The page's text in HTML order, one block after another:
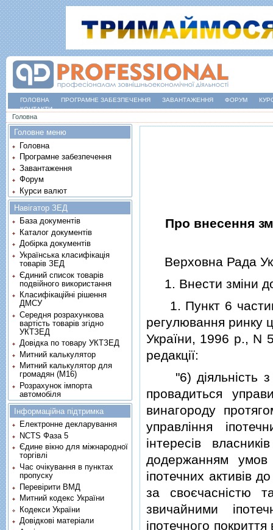
ГОЛОВНА ПРОГРАМНЕ ЗАБЕЗПЕЧЕННЯ ЗАВАНТАЖЕННЯ ФОРУМ
КОНТАКТИ
Ви є тут
Головна
Про внесення
Верховна Рада
1. Внести змiни до
1. Пункт 6
регулювання ринку
України, 1996 р., N
редакцiї:
"6) дiяльнiсть з
провадиться
винагороду
управлiння
iнтересiв
додержанням
iпотечних активiв
за своєчаснiстю
звичайними
iпотечного
Головне меню
Головна
Програмне забезпечення
Завантаження
Форум
Курси валют
Навігатор ЗЕД
База документів
Каталог документів
Добірка документів
Українська класифікація
товарів ЗЕД
Єдиний список товарів
подвійного використання
Класифікаційні рішення
ДМСУ
Середня розрахункова
вартість товарів згідно
УКТЗЕД
Довідка по товару УКТЗЕД
Митний калькулятор
Митний калькулятор для
громадян (М16)
Розрахунок імпорта
автомобіля
Інформаційна підтримка
Електронне декларування
NCTS Фаза 5
Єдине вікно для міжнародної
торгівлі
Час очікування в пунктах
пропуску
Перевірити ВМД
Митний кодекс України
Кодекси України
Довідкові матеріали